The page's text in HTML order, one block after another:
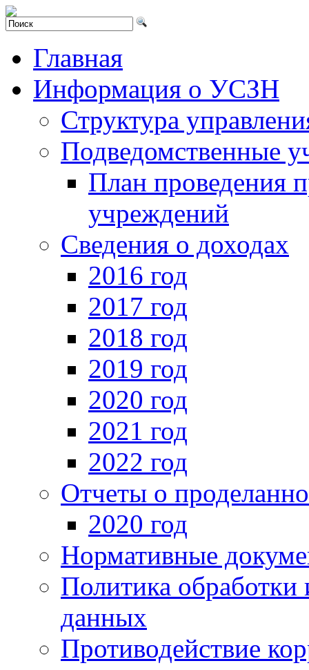
Главная
Информация о УСЗН
Структура
Подведомственные
План проведения
учреждений
Сведения о доходах
2016 год
2017 год
2018 год
2019 год
2020 год
2021 год
2022 год
Отчеты о
2020 год
Нормативные
Политика
данных
Противодействие